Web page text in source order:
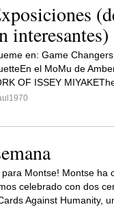
interesantes)
en: Game
el MoMu de
OF ISSEY
para Montse! Montse ha
celebrado con dos
Against Humanity,